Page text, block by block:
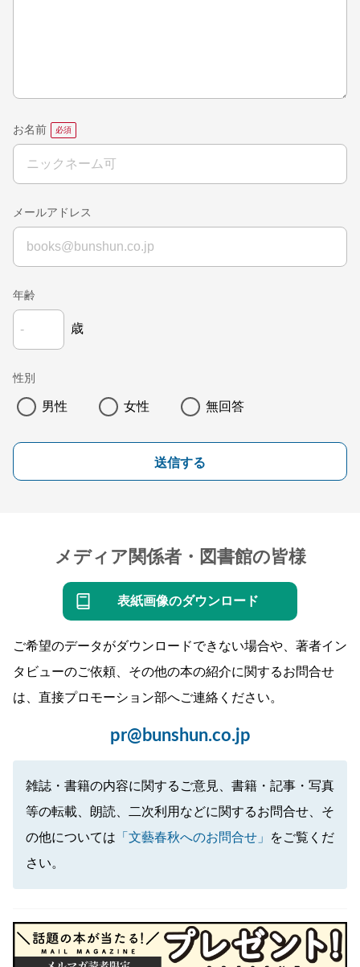
お名前
メールアドレス
年齢
歳
性別
男性 女性 無回答
送信する
メディア関係者・図書館の皆様
表紙画像のダウンロード
ご希望のデータがダウンロードできない場合や、著者イン
タビューのご依頼、その他の本の紹介に関するお問合せ
は、直接プロモーション部へご連絡ください。
pr@bunshun.co.jp
雑誌・書籍の内容に関するご意見、書籍・記事・写真
等の転載、朗読、二次利用などに関するお問合せ、そ
の他については 「文藝春秋へのお問合せ」
をご覧くだ
さい。